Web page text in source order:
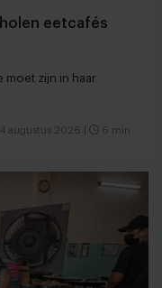
eetcafés
moet zijn in haar
4 augustus 2026 6 min